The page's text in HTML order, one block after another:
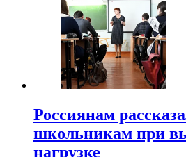
Россиянам
школьникам при
нагрузке